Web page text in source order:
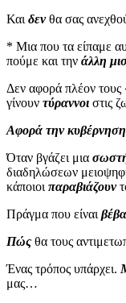
Και δενθα σας
* Μια που τα είπαμε
πούμε και την άλλη
Δεν αφορά πλέον τους
γίνουν τύραννοι στις
Αφορά την κυβέρνηση
Όταν βγάζει μια
διαδηλώσεων
κάποιοι παραβιάζουν
Πράγμα που είναι
Πώς θα τους
Ένας τρόπος υπάρχει.
μας…